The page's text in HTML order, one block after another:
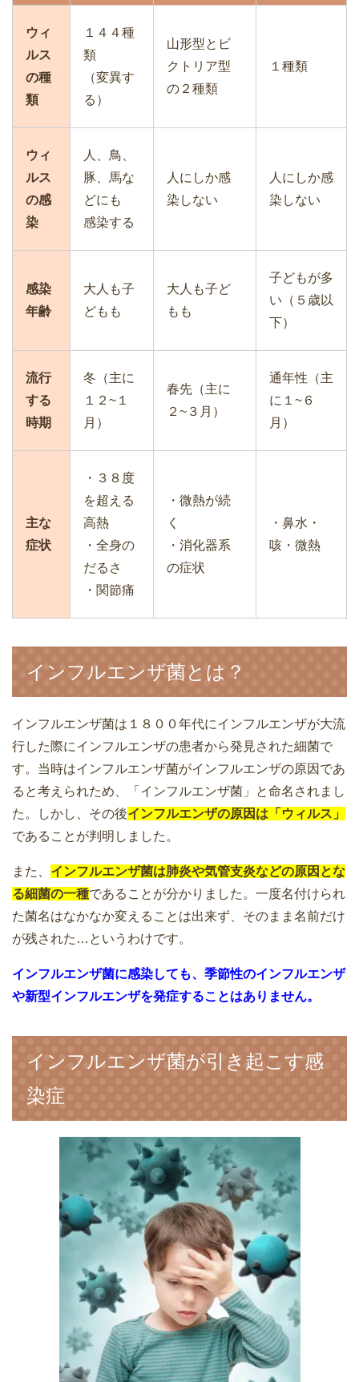
ウィ
ルス
の種
類
１４４種
類
（変異す
る）
山形型とビ
クトリア型
の２種類
１種類
ウィ
ルス
の感
染
人、鳥、
豚、馬な
どにも
感染する
人にしか感
染しない
人にしか感
染しない
感染
年齢
大人も子
どもも
大人も子ど
もも
子どもが多
い（５歳以
下）
流行
する
時期
冬（主に
１２~１
月）
春先（主に
２~３月）
通年性（主
に１~６
月）
主な
症状
・３８度
を超える
高熱
・全身の
だるさ
・関節痛
・微熱が続
く
・消化器系
の症状
・鼻水・
咳・微熱
インフルエンザ菌とは？
インフルエンザ菌は１８００年代にインフルエンザが大流
行した際にインフルエンザの患者から発見された細菌で
す。当時はインフルエンザ菌がインフルエンザの原因であ
ると考えられため、「インフルエンザ菌」と命名されまし
た。しかし、その後インフルエンザの原因は「ウィルス」
であることが判明しました。
また、 インフルエンザ菌は肺炎や気管支炎などの原因とな
る細菌の一種であることが分かりました。一度名付けられ
た菌名はなかなか変えることは出来ず、そのまま名前だけ
が残された…というわけです。
インフルエンザ菌に感染しても、季節性のインフルエンザ
や新型インフルエンザを発症することはありません。
インフルエンザ菌が引き起こす感
染症